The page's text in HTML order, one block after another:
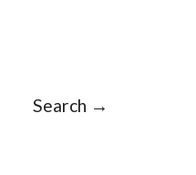
Search →